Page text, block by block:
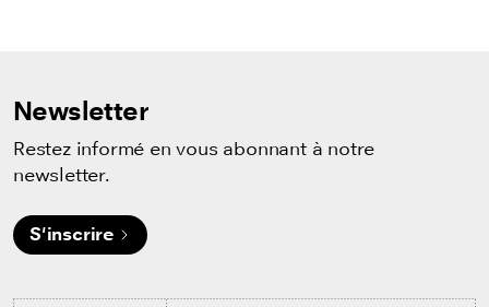
Newsletter
Restez informé en vous abonnant à notre
newsletter.
S'inscrire